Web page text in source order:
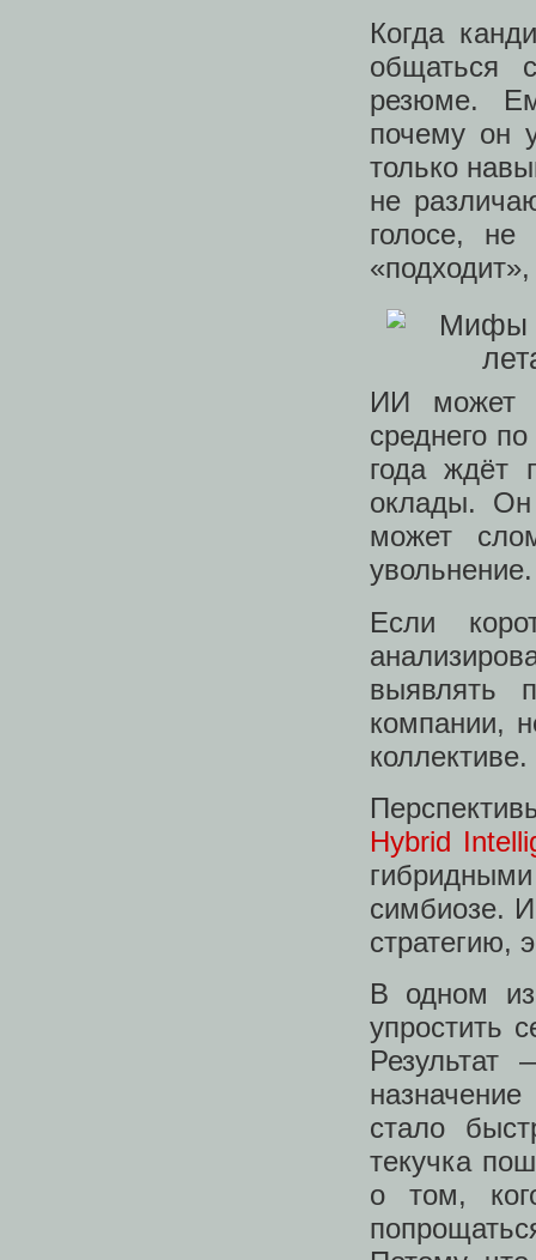
Когда
общаться
резюме.
почему он
только
не
голосе, не
ИИ может
среднего
года ждёт
оклады.
может
увольнение.
Если
выявлять
компании,
коллективе.
Hybrid
симбиозе.
стратегию,
В одном
упростить
Результат
стало
текучка
о том,